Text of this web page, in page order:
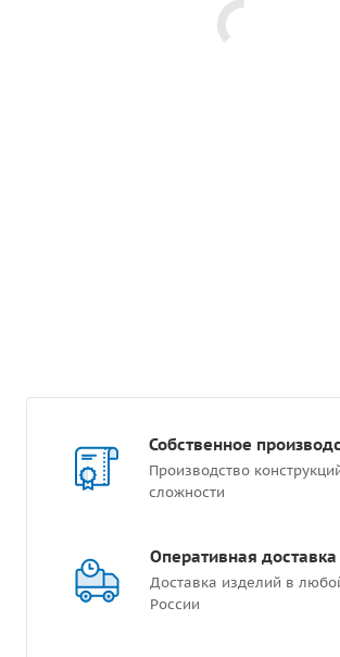
Собственное
Производство
сложности
Оперативная доставка
Доставка изделий в
России